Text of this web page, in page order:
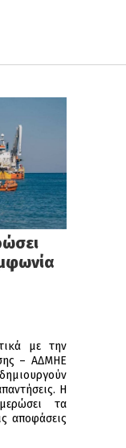
με την
– ΑΔΜΗΕ
Η
τα
αποφάσεις